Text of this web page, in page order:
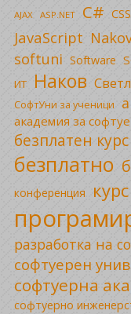
AJAX ASP.NET C# CSS
JavaScript
softuni Software
ИТ Наков
СофтУни за ученици
академия за
безплатен курс
безплатно
конференция курс
разработка на
софтуерен
софтуерна
софтуерно